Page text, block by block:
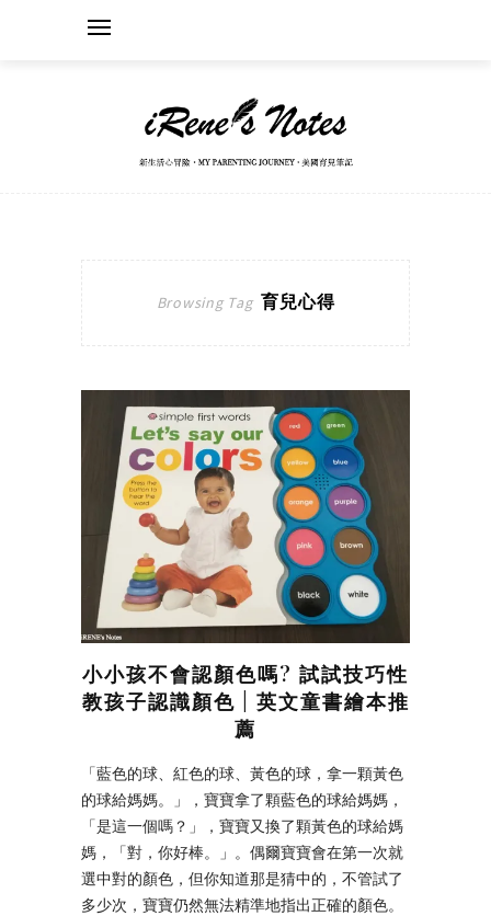
Browsing Tag 育兒心得
小小孩不會認顏色嗎? 試試技巧性
教孩子認識顏色 | 英文童書繪本推
薦
「藍色的球、紅色的球、黃色的球，拿一顆黃色
的球給媽媽。」，寶寶拿了顆藍色的球給媽媽，
「是這一個嗎？」，寶寶又換了顆黃色的球給媽
媽，「對，你好棒。」。偶爾寶寶會在第一次就
選中對的顏色，但你知道那是猜中的，不管試了
多少次，寶寶仍然無法精準地指出正確的顏色。